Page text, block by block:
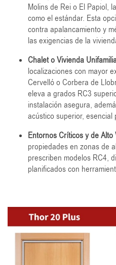
Molins de Rei o El Papiol,
como el estándar. Esta
contra apalancamiento y
las exigencias de la
Chalet o Vivienda
localizaciones con mayor
Cervelló o Corbera de
eleva a grados RC3
instalación asegura,
acústico superior, esencial
Entornos Críticos y de Alto
propiedades en zonas de
prescriben modelos RC4,
planificados con